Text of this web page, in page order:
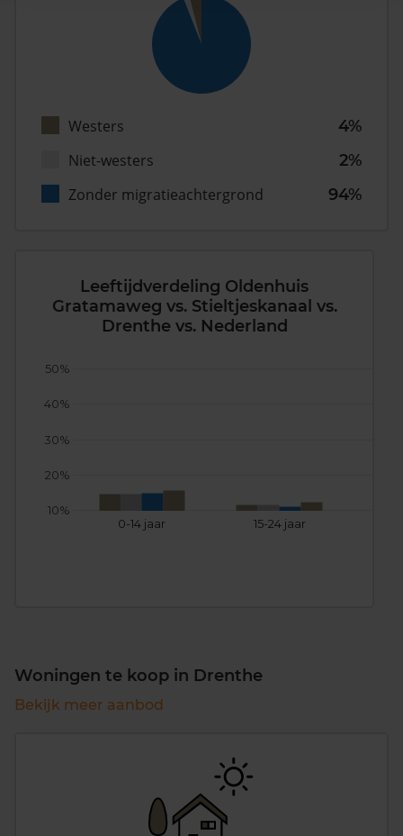
Westers
4%
Niet-westers
2%
Zonder migratieachtergrond
94%
Leeftijdverdeling Oldenhuis
Gratamaweg vs. Stieltjeskanaal vs.
Drenthe vs. Nederland
0-14 jaar 15-24 jaar
10%
20%
30%
40%
50%
Woningen te koop in Drenthe
Bekijk meer aanbod